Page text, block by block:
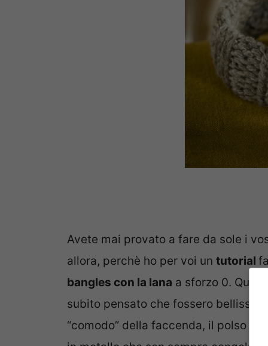
Avete mai provato a fare da sole i
allora, perchè ho per voi un tutorial
bangles con la lana a sforzo 0.
subito pensato che fossero
“comodo” della faccenda, il polso